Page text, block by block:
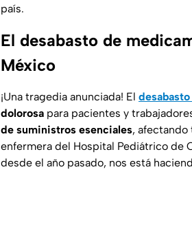
país.
El desabasto de
México
¡Una tragedia anunciada! El
dolorosa para pacientes y
de suministros esenciales, afectando
enfermera del Hospital Pediátrico de
desde el año pasado, nos está